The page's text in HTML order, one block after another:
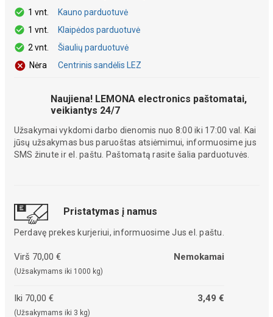
1 vnt.
Kauno parduotuvė
1 vnt.
Klaipėdos parduotuvė
2 vnt.
Šiaulių parduotuvė
Nėra
Centrinis sandėlis LEZ
Naujiena! LEMONA electronics paštomatai,
veikiantys 24/7
Užsakymai vykdomi darbo dienomis nuo 8:00 iki 17:00 val. Kai
jūsų užsakymas bus paruoštas atsiėmimui, informuosime jus
SMS žinute ir el. paštu. Paštomatą rasite šalia parduotuvės.
Pristatymas į namus
Perdavę prekes kurjeriui, informuosime Jus el. paštu.
Virš 70,00 €
(Užsakymams iki 1000 kg)
Nemokamai
Iki 70,00 €
(Užsakymams iki 3 kg)
3,49 €